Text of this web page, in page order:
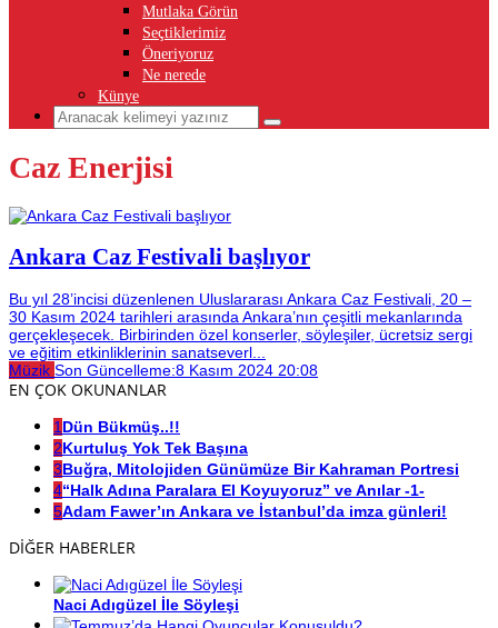
Mutlaka Görün
Seçtiklerimiz
Öneriyoruz
Ne nerede
Künye
Caz Enerjisi
Ankara Caz Festivali başlıyor
Bu yıl 28’incisi düzenlenen Uluslararası Ankara Caz Festivali, 20 –
30 Kasım 2024 tarihleri arasında Ankara’nın çeşitli mekanlarında
gerçekleşecek. Birbirinden özel konserler, söyleşiler, ücretsiz sergi
ve eğitim etkinliklerinin sanatseverl...
Müzik Son Güncelleme:8 Kasım 2024 20:08
EN ÇOK OKUNANLAR
1Dün Bükmüş..!!
2Kurtuluş Yok Tek Başına
3Buğra, Mitolojiden Günümüze Bir Kahraman Portresi
4“Halk Adına Paralara El Koyuyoruz” ve Anılar -1-
5Adam Fawer’ın Ankara ve İstanbul’da imza günleri!
DİĞER HABERLER
Naci Adıgüzel İle Söyleşi